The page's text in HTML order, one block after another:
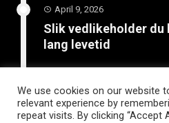
April 9, 2026
Slik vedlikeholder du
lang levetid
Hvordan bli kvitt
for skadedyrkontroll
We use cookies on our website
relevant experience by
repeat visits. By clicking “Accept